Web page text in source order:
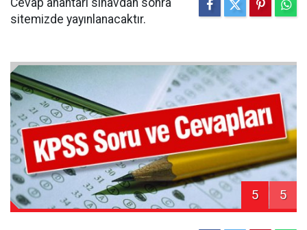
sitemizde yayınlanacaktır.
5 5